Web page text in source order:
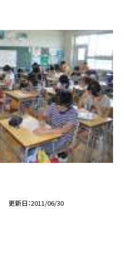
更新日 2011/06/30